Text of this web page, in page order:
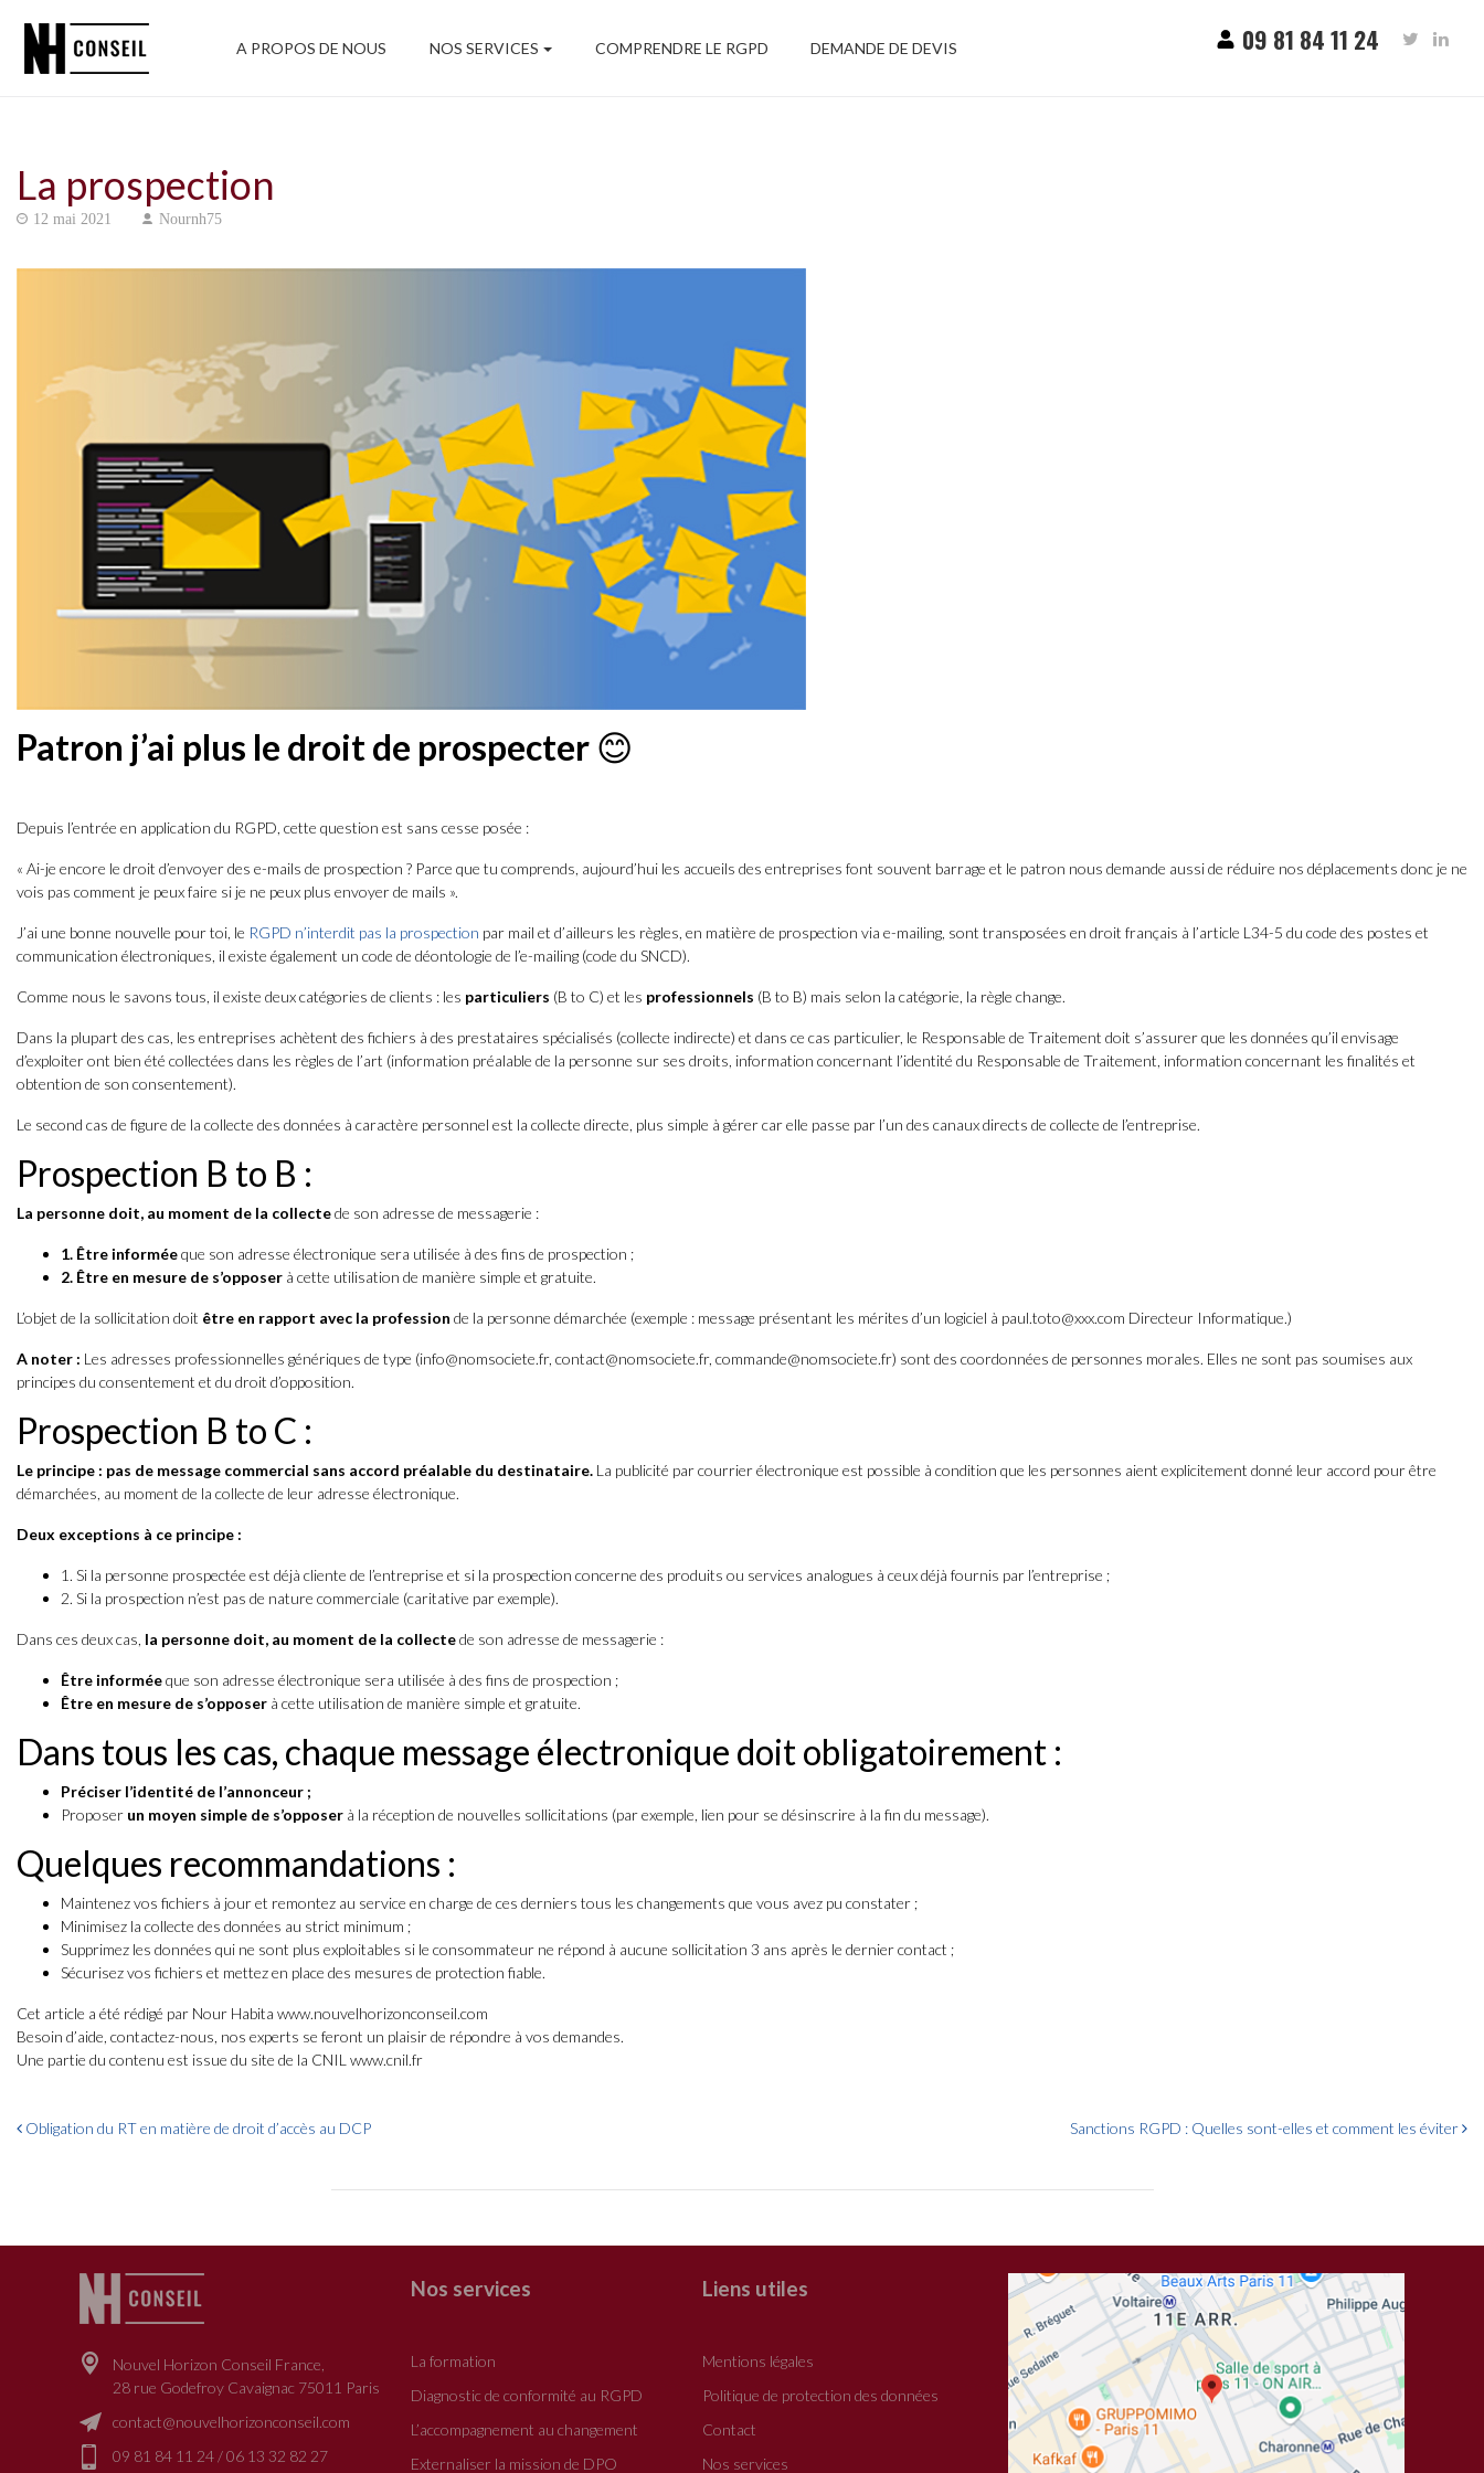
principale
A PROPOS DE NOUS NOS SERVICES COMPRENDRE LE RGPD DEMANDE DE DEVIS 09 81 84 11 24
La prospection
12 mai 2021 Nournh75
Patron j’ai plus le droit de prospecter 😊
Depuis l’entrée en application du RGPD, cette question est sans cesse posée :
« Ai-je encore le droit d’envoyer des e-mails de prospection ? Parce que tu comprends, aujourd’hui les accueils des entreprises font souvent barrage et le patron nous demande aussi de réduire nos déplacements donc je ne
vois pas comment je peux faire si je ne peux plus envoyer de mails ».
J’ai une bonne nouvelle pour toi, le RGPD n’interdit pas la prospection par mail et d’ailleurs les règles, en matière de prospection via e-mailing, sont transposées en droit français à l’article L34-5 du code des postes et
communication électroniques, il existe également un code de déontologie de l’e-mailing (code du SNCD).
Comme nous le savons tous, il existe deux catégories de clients : les particuliers (B to C) et les professionnels (B to B) mais selon la catégorie, la règle change.
Dans la plupart des cas, les entreprises achètent des fichiers à des prestataires spécialisés (collecte indirecte) et dans ce cas particulier, le Responsable de Traitement doit s’assurer que les données qu’il envisage
d’exploiter ont bien été collectées dans les règles de l’art (information préalable de la personne sur ses droits, information concernant l’identité du Responsable de Traitement, information concernant les finalités et
obtention de son consentement).
Le second cas de figure de la collecte des données à caractère personnel est la collecte directe, plus simple à gérer car elle passe par l’un des canaux directs de collecte de l’entreprise.
Prospection B to B :
La personne doit, au moment de la collectede son adresse de messagerie :
1. Être informéeque son adresse électronique sera utilisée à des fins de prospection ;
2. Être en mesure de s’opposer à cette utilisation de manière simple et gratuite.
L’objet de la sollicitation doit être en rapport avec la profession de la personne démarchée (exemple : message présentant les mérites d’un logiciel à paul.toto@xxx.com Directeur Informatique.)
A noter : Les adresses professionnelles génériques de type (info@nomsociete.fr, contact@nomsociete.fr, commande@nomsociete.fr) sont des coordonnées de personnes morales. Elles ne sont pas soumises aux
principes du consentement et du droit d’opposition.
Prospection B to C :
Le principe : pas de message commercial sans accord préalable du destinataire. La publicité par courrier électronique est possible à condition que les personnes aient explicitement donné leur accord pour être
démarchées, au moment de la collecte de leur adresse électronique.
Deux exceptions à ce principe :
1. Si la personne prospectée est déjà cliente de l’entreprise et si la prospection concerne des produits ou services analogues à ceux déjà fournis par l’entreprise ;
2. Si la prospection n’est pas de nature commerciale (caritative par exemple).
Dans ces deux cas, la personne doit, au moment de la collectede son adresse de messagerie :
Être informéeque son adresse électronique sera utilisée à des fins de prospection ;
Être en mesure de s’opposer à cette utilisation de manière simple et gratuite.
Dans tous les cas, chaque message électronique doit obligatoirement :
Préciser l’identité de l’annonceur ;
Proposer un moyen simple de s’opposer à la réception de nouvelles sollicitations (par exemple, lien pour se désinscrire à la fin du message).
Quelques recommandations :
Maintenez vos fichiers à jour et remontez au service en charge de ces derniers tous les changements que vous avez pu constater ;
Minimisez la collecte des données au strict minimum ;
Supprimez les données qui ne sont plus exploitables si le consommateur ne répond à aucune sollicitation 3 ans après le dernier contact ;
Sécurisez vos fichiers et mettez en place des mesures de protection fiable.
Cet article a été rédigé par Nour Habita www.nouvelhorizonconseil.com
Besoin d’aide, contactez-nous, nos experts se feront un plaisir de répondre à vos demandes.
Une partie du contenu est issue du site de la CNIL www.cnil.fr
Navigation
des
Obligation du RT en matière de droit d’accès au DCP Sanctions RGPD : Quelles sont-elles et comment les éviter
Nouvel Horizon Conseil France,
28 rue Godefroy Cavaignac 75011 Paris
contact@nouvelhorizonconseil.com
09 81 84 11 24/06 13 32 82 27
Nos services
La formation
Diagnostic de conformité au RGPD
L’accompagnement au changement
Externaliser la mission de DPO
Liens utiles
Mentions légales
Politique de protection des données
Contact
Nos services